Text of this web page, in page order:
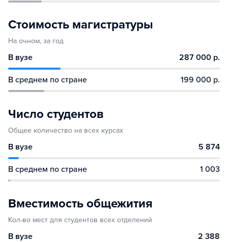
Стоимость магистратуры
На очном, за год
В вузе 287 000 р.
В среднем по стране 199 000 р.
Число студентов
Общее количество на всех курсах
В вузе 5 874
В среднем по стране 1 003
Вместимость общежития
Кол-во мест для студентов всех отделений
В вузе 2 388